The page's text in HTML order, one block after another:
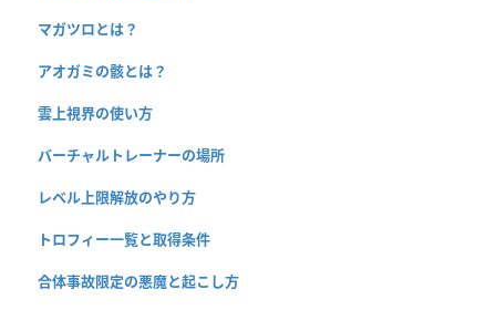
マガツロとは？
アオガミの骸とは？
雲上視界の使い方
バーチャルトレーナーの場所
レベル上限解放のやり方
トロフィー一覧と取得条件
合体事故限定の悪魔と起こし方